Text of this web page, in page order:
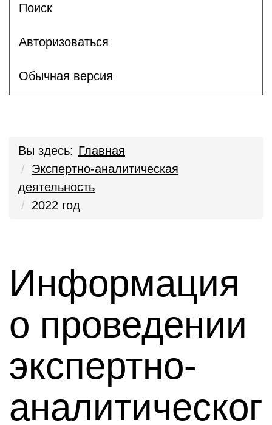
Поиск
Авторизоваться
Обычная версия
Вы здесь: Главная
Экспертно-аналитическая
деятельность
2022 год
Информация
о проведении
экспертно-
аналитическог